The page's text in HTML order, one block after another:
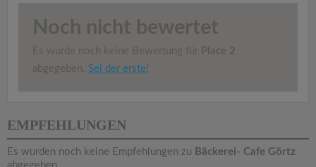
Noch nicht bewertet
Es wurde noch keine Bewertung für Place 2
abgegeben. Sei der erste!
EMPFEHLUNGEN
Es wurden noch keine Empfehlungen zu Bäckerei- Cafe Görtz
i